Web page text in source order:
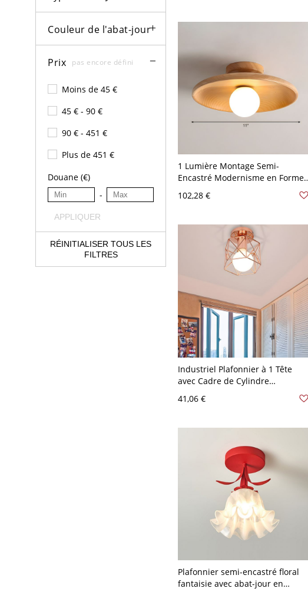
Couleur de l'abat-jour
Prix pas encore défini
Moins de 45 €
45 € - 90 €
90 € - 451 €
Plus de 451 €
Douane (€)
-
APPLIQUER
RÉINITIALISER TOUS LES
FILTRES
1 Lumière Montage Semi-
Encastré Modernisme en Forme
Plafonnier pour Cuisine - 110 V-
102,28 €
Industriel Plafonnier à 1 Tête
avec Cadre de Cylindre
Métallique Montage Semi-
110 V-120 V
41,06 €
Plafonnier semi-encastré floral
fantaisie avec abat-jour en